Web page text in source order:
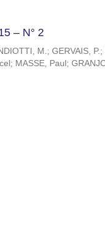
– N° 2
M.; GERVAIS, P.;
; MASSE, Paul ;